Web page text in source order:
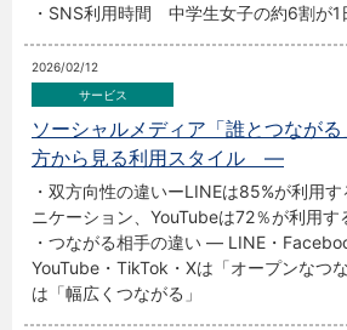
・SNS利用時間 中学生女子の約6割が1
2026/02/12
ソーシャルメディア「誰とつな
方から見る利用スタイル ―
・双方向性の違いーLINEは85%が利用
ニケーション、YouTubeは72％が利用す
・つながる相手の違い ― LINE・
YouTube・TikTok・Xは「オープンなつ
は「幅広くつながる」